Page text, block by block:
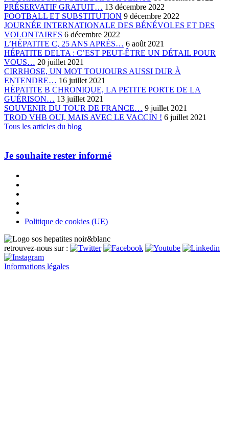
PRÉSERVATIF GRATUIT… 13 décembre 2022
FOOTBALL ET SUBSTITUTION 9 décembre 2022
JOURNÉE INTERNATIONALE DES BÉNÉVOLES ET DES
VOLONTAIRES 6 décembre 2022
L’HÉPATITE C, 25 ANS APRÈS… 6 août 2021
HÉPATITE DELTA : C’EST PEUT-ÊTRE UN DÉTAIL POUR
VOUS… 20 juillet 2021
CIRRHOSE, UN MOT TOUJOURS AUSSI DUR À
ENTENDRE… 16 juillet 2021
HÉPATITE B CHRONIQUE, LA PETITE PORTE DE LA
GUÉRISON… 13 juillet 2021
SOUVENIR DU TOUR DE FRANCE… 9 juillet 2021
TROD VHB OUI, MAIS AVEC LE VACCIN ! 6 juillet 2021
Tous les articles du blog
Je souhaite rester informé
Politique de cookies (UE)
retrouvez-nous sur :
Informations légales